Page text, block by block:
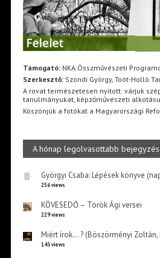
Támogató:NKA Összművészeti
Szerkesztő:Szondi György, Toót-Holló
A rovat természetesen nyitott: várjuk
tanulmányukat, képzőművészeti
Köszönjük a fotókat a Magyarországi
A hónap legolvasottabb
Györgyi Csaba: Lépések könyve
256 views
KÖVESEDŐ – Török Ági versei
229 views
Miért írok… ? (Böszörményi
143 views